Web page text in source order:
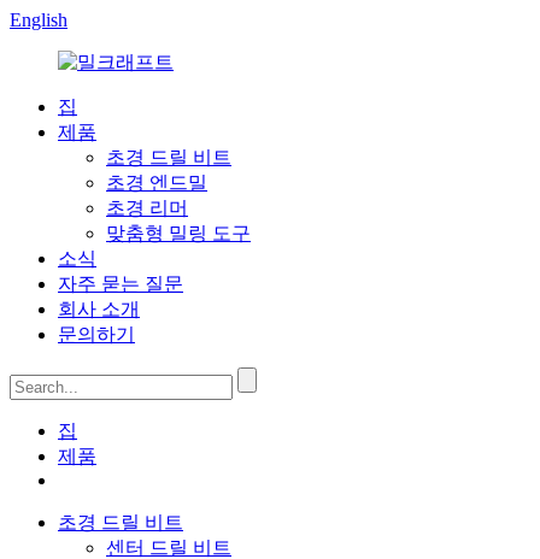
English
집
제품
초경 드릴 비트
초경 엔드밀
초경 리머
맞춤형 밀링 도구
소식
자주 묻는 질문
회사 소개
문의하기
집
제품
초경 드릴 비트
센터 드릴 비트